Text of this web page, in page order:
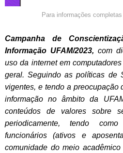
Para informações
Campanha de
Informação UFAM/2023,com
uso da internet em
geral. Seguindo as políticas de
vigentes, e tendo a preocupação
informação no âmbito da
conteúdos de valores sobre
periodicamente, tendo
funcionários (ativos e
comunidade do meio